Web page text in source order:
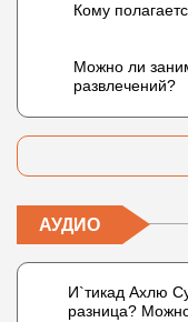
Кому
Можно ли
развлечений?
АУДИО
И`тикад Ахлю
разница?